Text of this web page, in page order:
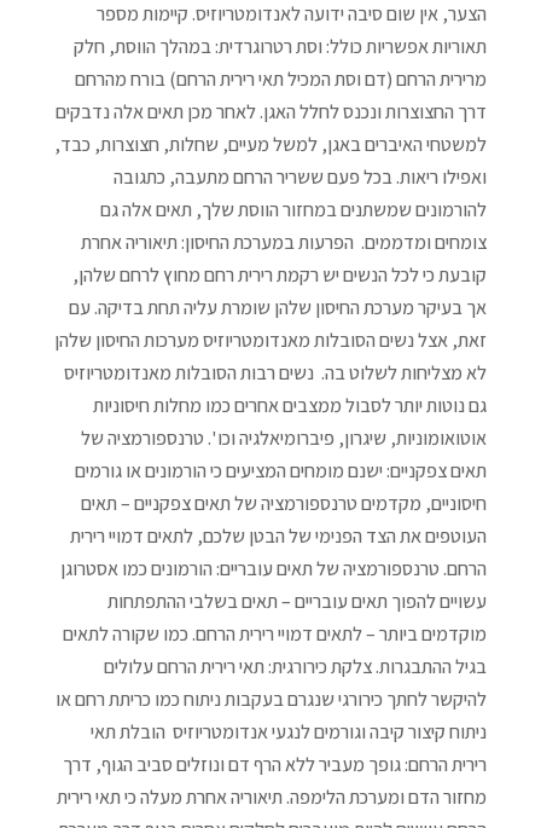
הצער, אין שום סיבה ידועה לאנדומטריוזיס. קיימות מספר
תאוריות אפשריות כולל: וסת רטרוגרדית: במהלך הווסת, חלק
מרירית הרחם (דם וסת המכיל תאי רירית הרחם) בורח מהרחם
דרך החצוצרות ונכנס לחלל האגן. לאחר מכן תאים אלה נדבקים
למשטחי האיברים באגן, למשל מעיים, שחלות, חצוצרות, כבד,
ואפילו ריאות. בכל פעם ששריר הרחם מתעבה, כתגובה
להורמונים שמשתנים במחזור הווסת שלך, תאים אלה גם
צומחים ומדממים. הפרעות במערכת החיסון: תיאוריה אחרת
קובעת כי לכל הנשים יש רקמת רירית רחם מחוץ לרחם שלהן,
אך בעיקר מערכת החיסון שלהן שומרת עליה תחת בדיקה. עם
זאת, אצל נשים הסובלות מאנדומטריוזיס מערכות החיסון שלהן
לא מצליחות לשלוט בה. נשים רבות הסובלות מאנדומטריוזיס
גם נוטות יותר לסבול ממצבים אחרים כמו מחלות חיסוניות
אוטואומוניות, שיגרון, פיברומיאלגיה וכו '. טרנספורמציה של
תאים צפקניים: ישנם מומחים המציעים כי הורמונים או גורמים
חיסוניים, מקדמים טרנספורמציה של תאים צפקניים – תאים
העוטפים את הצד הפנימי של הבטן שלכם, לתאים דמויי רירית
הרחם. טרנספורמציה של תאים עובריים: הורמונים כמו אסטרוגן
עשויים להפוך תאים עובריים – תאים בשלבי ההתפתחות
מוקדמים ביותר – לתאים דמויי רירית הרחם. כמו שקורה לתאים
בגיל ההתבגרות. צלקת כירורגית: תאי רירית הרחם עלולים
להיקשר לחתך כירורגי שנגרם בעקבות ניתוח כמו כריתת רחם או
ניתוח קיצור קיבה וגורמים לנגעי אנדומטריוזיס הובלת תאי
רירית הרחם: גופך מעביר ללא הרף דם ונוזלים סביב הגוף, דרך
מחזור הדם ומערכת הלימפה. תיאוריה אחרת מעלה כי תאי רירית